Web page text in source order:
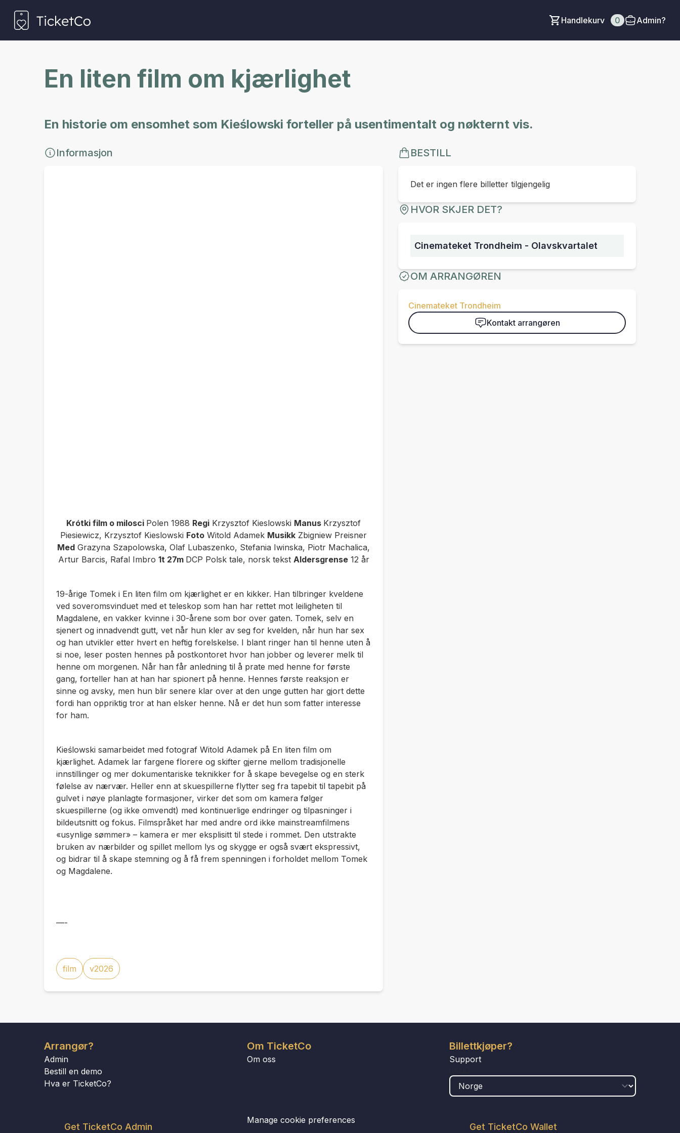
Handlekurv 0 Admin?
En liten film om kjærlighet
En historie om ensomhet som Kieślowski forteller på usentimentalt og nøkternt vis.
Informasjon
Krótki film o milosci Polen 1988 Regi Krzysztof Kieslowski Manus Krzysztof
Piesiewicz, Krzysztof Kieslowski Foto Witold Adamek Musikk Zbigniew Preisner
Med Grazyna Szapolowska, Olaf Lubaszenko, Stefania Iwinska, Piotr Machalica,
Artur Barcis, Rafal Imbro 1t 27m DCP Polsk tale, norsk tekst Aldersgrense12 år
19-årige Tomek i En liten film om kjærlighet er en kikker. Han tilbringer kveldene
ved soveromsvinduet med et teleskop som han har rettet mot leiligheten til
Magdalene, en vakker kvinne i 30-årene som bor over gaten. Tomek, selv en
sjenert og innadvendt gutt, vet når hun kler av seg for kvelden, når hun har sex
og han utvikler etter hvert en heftig forelskelse. I blant ringer han til henne uten å
si noe, leser posten hennes på postkontoret hvor han jobber og leverer melk til
henne om morgenen. Når han får anledning til å prate med henne for første
gang, forteller han at han har spionert på henne. Hennes første reaksjon er
sinne og avsky, men hun blir senere klar over at den unge gutten har gjort dette
fordi han oppriktig tror at han elsker henne. Nå er det hun som fatter interesse
for ham.
Kieślowski samarbeidet med fotograf Witold Adamek på En liten film om
kjærlighet. Adamek lar fargene florere og skifter gjerne mellom tradisjonelle
innstillinger og mer dokumentariske teknikker for å skape bevegelse og en sterk
følelse av nærvær. Heller enn at skuespillerne flytter seg fra tapebit til tapebit på
gulvet i nøye planlagte formasjoner, virker det som om kamera følger
skuespillerne (og ikke omvendt) med kontinuerlige endringer og tilpasninger i
bildeutsnitt og fokus. Filmspråket har med andre ord ikke mainstreamfilmens
«usynlige sømmer» – kamera er mer eksplisitt til stede i rommet. Den utstrakte
bruken av nærbilder og spillet mellom lys og skygge er også svært ekspressivt,
og bidrar til å skape stemning og å få frem spenningen i forholdet mellom Tomek
og Magdalene.
—-
film v2026
BESTILL
Det er ingen flere billetter tilgjengelig
HVOR SKJER DET?
Cinemateket Trondheim - Olavskvartalet
OM ARRANGØREN
Cinemateket Trondheim
Kontakt arrangøren
Arrangør?
Admin
Bestill en demo
Hva er TicketCo?
Get TicketCo Admin
Om TicketCo
Om oss
Manage cookie preferences
Billettkjøper?
Support
Get TicketCo Wallet